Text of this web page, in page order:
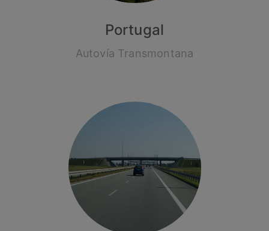
Portugal
Autovía Transmontana